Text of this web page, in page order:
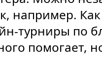
например. Как
турниры по
помогает,